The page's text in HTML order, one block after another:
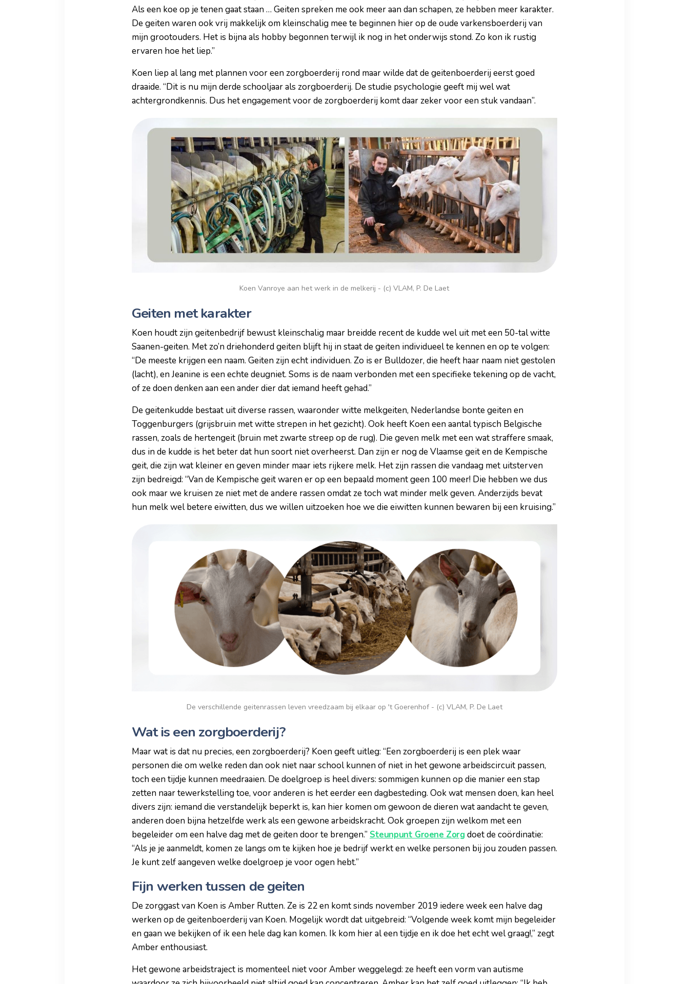
Als een koe op je tenen gaat staan … Geiten spreken me ook meer aan dan schapen, ze hebben meer karakter.
De geiten waren ook vrij makkelijk om kleinschalig mee te beginnen hier op de oude varkensboerderij van
mijn grootouders. Het is bijna als hobby begonnen terwijl ik nog in het onderwijs stond. Zo kon ik rustig
ervaren hoe het liep.”
Koen liep al lang met plannen voor een zorgboerderij rond maar wilde dat de geitenboerderij eerst goed
draaide. “Dit is nu mijn derde schooljaar als zorgboerderij. De studie psychologie geeft mij wel wat
achtergrondkennis. Dus het engagement voor de zorgboerderij komt daar zeker voor een stuk vandaan”.
Koen Vanroye aan het werk in de melkerij - (c) VLAM, P. De Laet
Geiten met karakter
Koen houdt zijn geitenbedrijf bewust kleinschalig maar breidde recent de kudde wel uit met een 50-tal witte
Saanen-geiten. Met zo’n driehonderd geiten blijft hij in staat de geiten individueel te kennen en op te volgen:
“De meeste krijgen een naam. Geiten zijn echt individuen. Zo is er Bulldozer, die heeft haar naam niet gestolen
(lacht), en Jeanine is een echte deugniet. Soms is de naam verbonden met een specifieke tekening op de vacht,
of ze doen denken aan een ander dier dat iemand heeft gehad.”
De geitenkudde bestaat uit diverse rassen, waaronder witte melkgeiten, Nederlandse bonte geiten en
Toggenburgers (grijsbruin met witte strepen in het gezicht). Ook heeft Koen een aantal typisch Belgische
rassen, zoals de hertengeit (bruin met zwarte streep op de rug). Die geven melk met een wat straffere smaak,
dus in de kudde is het beter dat hun soort niet overheerst. Dan zijn er nog de Vlaamse geit en de Kempische
geit, die zijn wat kleiner en geven minder maar iets rijkere melk. Het zijn rassen die vandaag met uitsterven
zijn bedreigd: “Van de Kempische geit waren er op een bepaald moment geen 100 meer! Die hebben we dus
ook maar we kruisen ze niet met de andere rassen omdat ze toch wat minder melk geven. Anderzijds bevat
hun melk wel betere eiwitten, dus we willen uitzoeken hoe we die eiwitten kunnen bewaren bij een kruising.”
De verschillende geitenrassen leven vreedzaam bij elkaar op 't Goerenhof - (c) VLAM, P. De Laet
Wat is een zorgboerderij?
Maar wat is dat nu precies, een zorgboerderij? Koen geeft uitleg: “Een zorgboerderij is een plek waar
personen die om welke reden dan ook niet naar school kunnen of niet in het gewone arbeidscircuit passen,
toch een tijdje kunnen meedraaien. De doelgroep is heel divers: sommigen kunnen op die manier een stap
zetten naar tewerkstelling toe, voor anderen is het eerder een dagbesteding. Ook wat mensen doen, kan heel
divers zijn: iemand die verstandelijk beperkt is, kan hier komen om gewoon de dieren wat aandacht te geven,
anderen doen bijna hetzelfde werk als een gewone arbeidskracht. Ook groepen zijn welkom met een
begeleider om een halve dag met de geiten door te brengen.” Steunpunt Groene Zorgdoet de coördinatie:
“Als je je aanmeldt, komen ze langs om te kijken hoe je bedrijf werkt en welke personen bij jou zouden passen.
Je kunt zelf aangeven welke doelgroep je voor ogen hebt.”
Fijn werken tussen de geiten
De zorggast van Koen is Amber Rutten. Ze is 22 en komt sinds november 2019 iedere week een halve dag
werken op de geitenboerderij van Koen. Mogelijk wordt dat uitgebreid: “Volgende week komt mijn begeleider
en gaan we bekijken of ik een hele dag kan komen. Ik kom hier al een tijdje en ik doe het echt wel graag!,” zegt
Amber enthousiast.
Het gewone arbeidstraject is momenteel niet voor Amber weggelegd: ze heeft een vorm van autisme